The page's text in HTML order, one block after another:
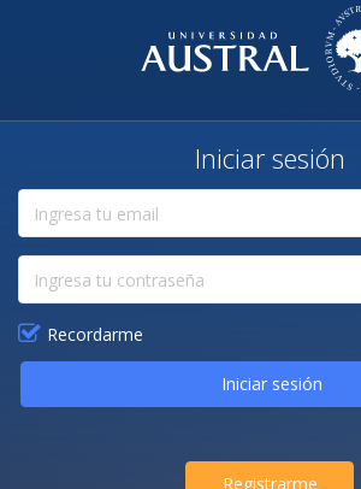
Iniciar sesión
Recordarme
Iniciar sesión
Registrarme